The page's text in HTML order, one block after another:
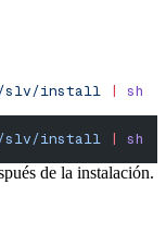
slv/install | sh
slv/install |
sh
de la instalación.